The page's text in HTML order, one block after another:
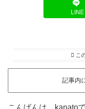
LINE
こ
記事内